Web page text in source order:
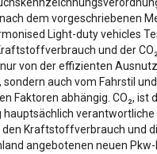
dem vorgeschriebenen
Light-duty vehicles
und der
nur von der effizienten
sondern auch vom Fahrstil
Faktoren abhängig. CO₂, ist
hauptsächlich verantwortliche
Kraftstoffverbrauch und
angebotenen neuen